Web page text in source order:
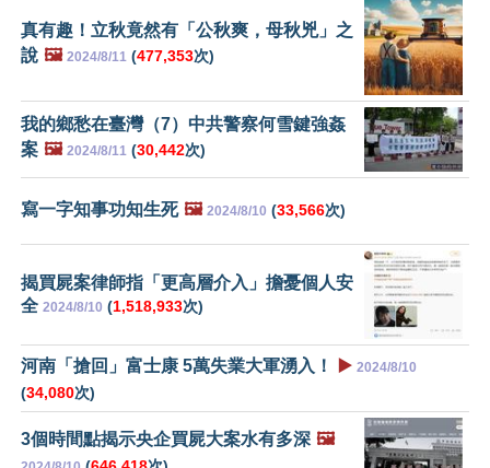
真有趣！立秋竟然有「公秋爽，母秋兇」之
說 🖼️ 2024/8/11 (477,353次)
我的鄉愁在臺灣（7）中共警察何雪鍵強姦
案 🖼️ 2024/8/11 (30,442次)
寫一字知事功知生死 🖼️ 2024/8/10 (33,566次)
揭買屍案律師指「更高層介入」擔憂個人安
全 2024/8/10 (1,518,933次)
河南「搶回」富士康 5萬失業大軍湧入！ ▶️ 2024/8/10
(34,080次)
3個時間點揭示央企買屍大案水有多深 🖼️